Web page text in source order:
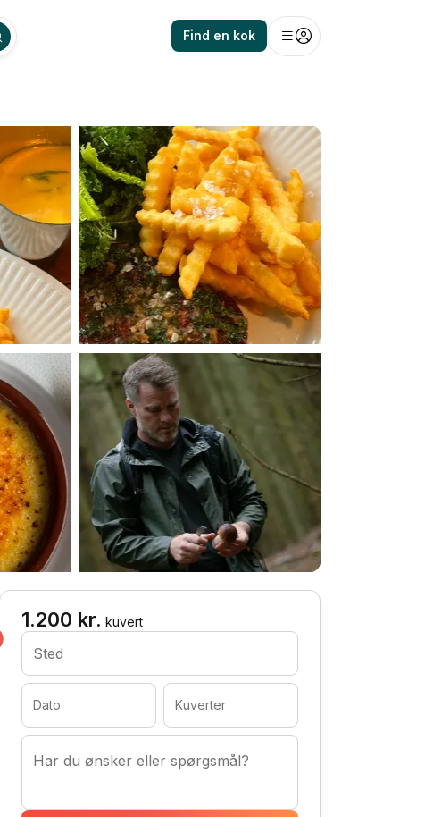
Find en kok
1.200 kr. kuvert
Sted
Dato Kuverter
Har du ønsker eller spørgsmål?